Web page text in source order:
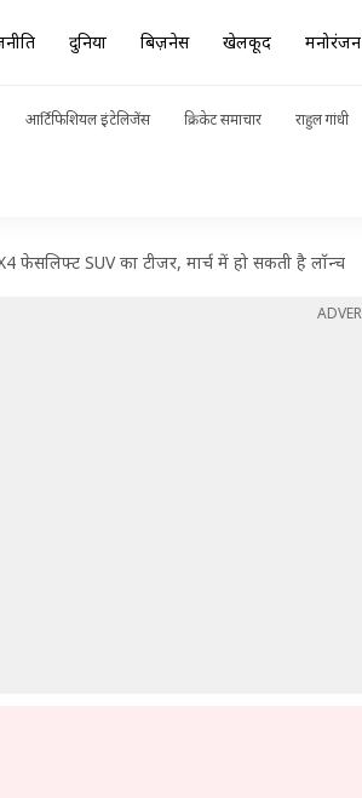
दुनिया बिज़नेस खेलकूद मनोरंजन
आर्टिफिशियल इंटेलिजेंस क्रिकेट समाचार राहुल गांधी
फेसलिफ्ट SUV का टीजर, मार्च में हो सकती है लॉन्च